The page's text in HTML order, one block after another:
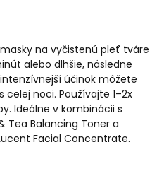
na vyčistenú pleť tváre
alebo dlhšie, následne
účinok môžete
noci. Používajte 1–2x
Ideálne v kombinácii s
Tea Balancing Toner a
Facial Concentrate.